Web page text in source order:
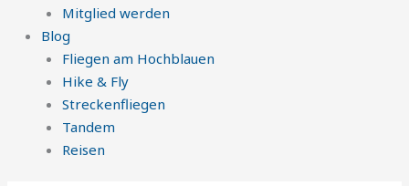
Mitglied werden
Blog
Fliegen am Hochblauen
Hike & Fly
Streckenfliegen
Tandem
Reisen